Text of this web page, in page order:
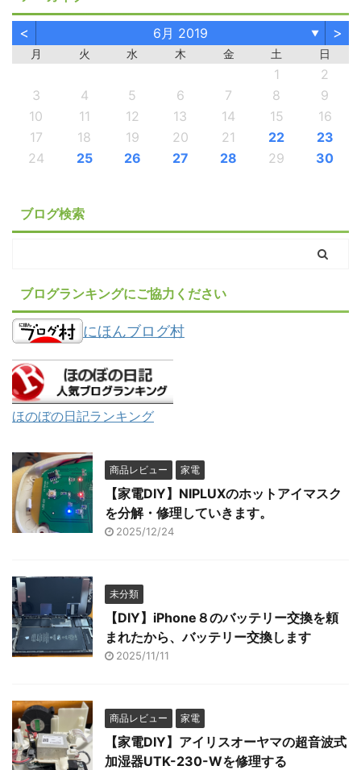
< 6月 2019 ▼ >
月 火 水 木 金 土 日
1
2
3
4 5 6 7 8
9
10
11 12 13 14 15
16
17
18 19 20 21 22
23
24
25 26 27 28 29 30
ブログ検索
ブログランキングにご協力ください
にほんブログ村
ほのぼの日記ランキング
商品レビュー 家電
【家電DIY】NIPLUXのホットアイマスク
を分解・修理していきます。
2025/12/24
未分類
【DIY】iPhone８のバッテリー交換を頼
まれたから、バッテリー交換します
2025/11/11
商品レビュー 家電
【家電DIY】アイリスオーヤマの超音波式
加湿器UTK-230-Wを修理する